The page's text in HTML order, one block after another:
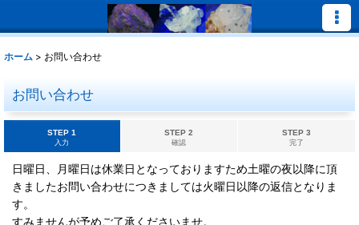
ホーム > お問い合わせ
お問い合わせ
STEP 1
入力
STEP 2
確認
STEP 3
完了
日曜日、月曜日は休業日となっておりますため土曜の夜以降に頂
きましたお問い合わせにつきましては火曜日以降の返信となりま
す。
すみませんが予めご了承くださいませ。